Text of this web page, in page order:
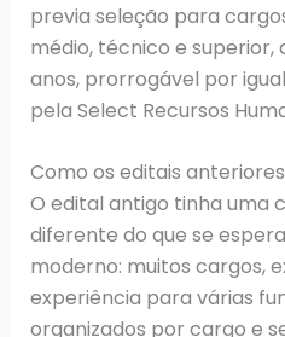
previa seleção para
médio, técnico e superior,
anos, prorrogável por
pela Select Recursos
Como os editais
O edital antigo tinha uma
diferente do que se
moderno: muitos cargos,
experiência para várias
organizados por cargo e